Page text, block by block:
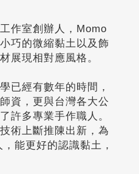
作室創辦人，Momo
巧的微縮黏土以及飾
展現相對應風格。
已經有數年的時間，
資，更與台灣各大公
許多專業手作職人。
術上斷推陳出新，為
能更好的認識黏土，